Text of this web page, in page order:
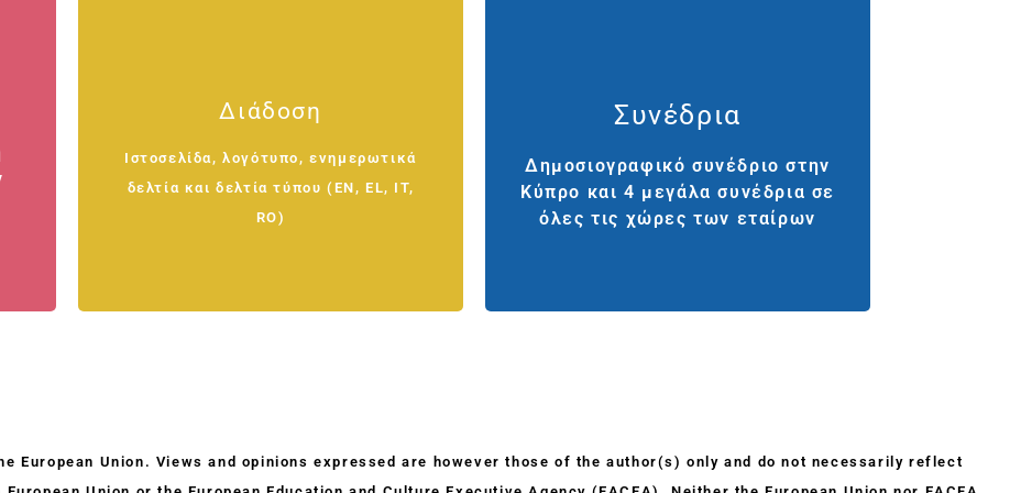
Διάδοση
Ιστοσελίδα, λογότυπο, ενημερωτικά
δελτία και δελτία τύπου (EN, EL, IT,
RO)
Παραδοτέα 12&13
Συνέδρια
Δημοσιογραφικό συνέδριο στην
Κύπρο και 4 μεγάλα συνέδρια σε
όλες τις χώρες των εταίρων
Παραδοτέα 14&15
Δημοσιογραφικό συνέδριο στην
Κύπρο και 4 μεγάλα συνέδρια σε
όλες τις χώρες των εταίρων
European Union. Views and opinions expressed are however those of the author(s) only and do not necessarily reflect